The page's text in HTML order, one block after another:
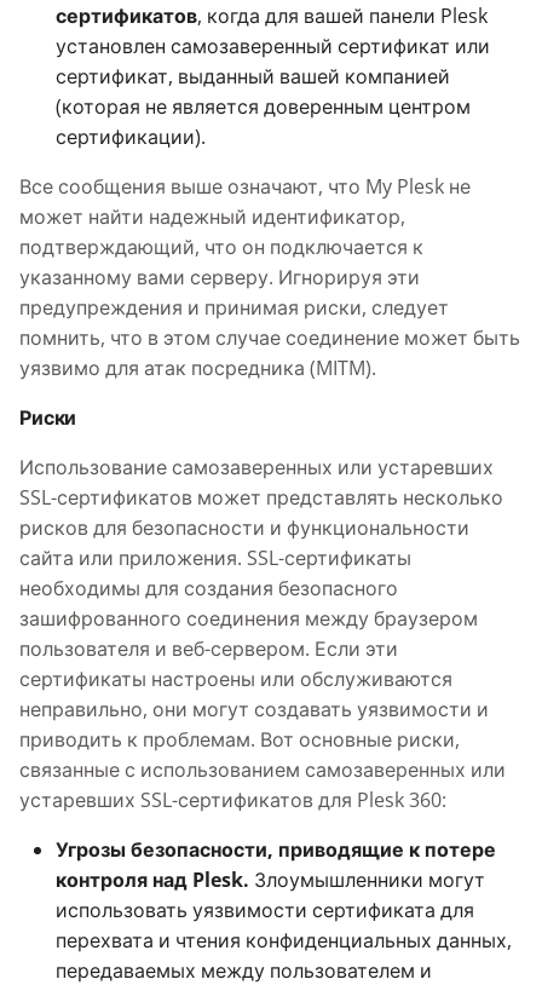
сертификатов, когда для вашей панели Plesk
установлен самозаверенный сертификат или
сертификат, выданный вашей компанией
(которая не является доверенным центром
сертификации).
Все сообщения выше означают, что My Plesk не
может найти надежный идентификатор,
подтверждающий, что он подключается к
указанному вами серверу. Игнорируя эти
предупреждения и принимая риски, следует
помнить, что в этом случае соединение может быть
уязвимо для атак посредника (MITM).
Риски
Использование самозаверенных или устаревших
SSL-сертификатов может представлять несколько
рисков для безопасности и функциональности
сайта или приложения. SSL-сертификаты
необходимы для создания безопасного
зашифрованного соединения между браузером
пользователя и веб-сервером. Если эти
сертификаты настроены или обслуживаются
неправильно, они могут создавать уязвимости и
приводить к проблемам. Вот основные риски,
связанные с использованием самозаверенных или
устаревших SSL-сертификатов для Plesk 360:
Угрозы безопасности, приводящие к потере
контроля над Plesk. Злоумышленники могут
использовать уязвимости сертификата для
перехвата и чтения конфиденциальных данных,
передаваемых между пользователем и